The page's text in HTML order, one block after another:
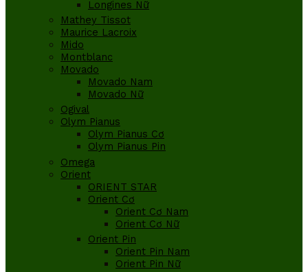
Longines Nữ
Mathey Tissot
Maurice Lacroix
Mido
Montblanc
Movado
Movado Nam
Movado Nữ
Ogival
Olym Pianus
Olym Pianus Cơ
Olym Pianus Pin
Omega
Orient
ORIENT STAR
Orient Cơ
Orient Cơ Nam
Orient Cơ Nữ
Orient Pin
Orient Pin Nam
Orient Pin Nữ